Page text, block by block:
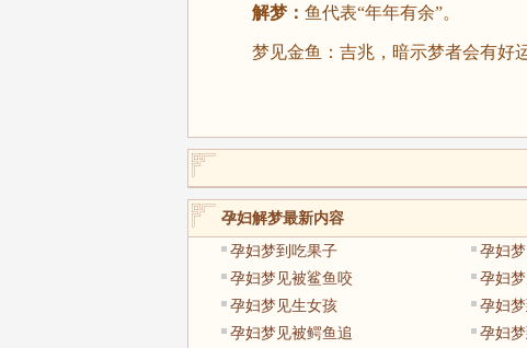
解梦： 鱼代表“年年有余”。
梦见金鱼：吉兆，暗示梦者会有好运
孕妇解梦最新内容
孕妇梦到吃果子
孕妇
孕妇梦见被鲨鱼咬
孕妇
孕妇梦见生女孩
孕妇
孕妇梦见被鳄鱼追
孕妇